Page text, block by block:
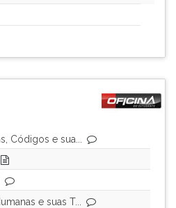
Códigos e sua...
e suas T...